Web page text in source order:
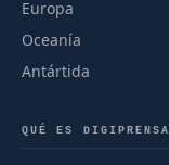
Europa
Oceanía
Antártida
QUÉ ES DIGIPRENSA